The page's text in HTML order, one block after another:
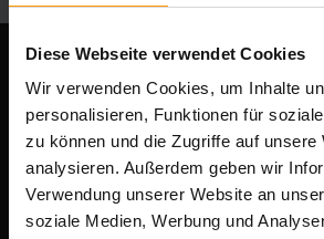
Diese Webseite verwendet Cookies
Wir verwenden Cookies, um Inhalte
personalisieren, Funktionen für
zu können und die Zugriffe auf unsere
analysieren. Außerdem geben wir
Verwendung unserer Website an
soziale Medien, Werbung und
Unser Unternehmen
Scalable Hosting Solutions OÜ
Registrierungscode: 14652605
Umsatzsteuer-Identifikationsnummer: